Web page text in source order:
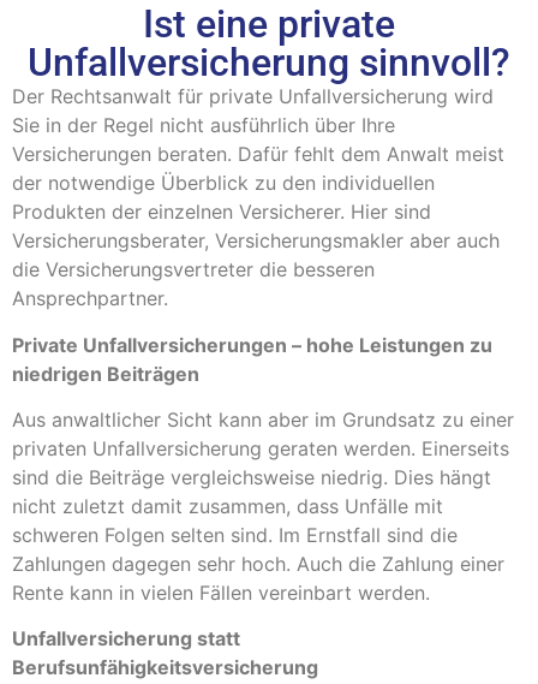
Ist eine private
Unfallversicherung sinnvoll?
Der Rechtsanwalt für private Unfallversicherung wird
Sie in der Regel nicht ausführlich über Ihre
Versicherungen beraten. Dafür fehlt dem Anwalt meist
der notwendige Überblick zu den individuellen
Produkten der einzelnen Versicherer. Hier sind
Versicherungsberater, Versicherungsmakler aber auch
die Versicherungsvertreter die besseren
Ansprechpartner.
Private Unfallversicherungen – hohe Leistungen zu
niedrigen Beiträgen
Aus anwaltlicher Sicht kann aber im Grundsatz zu einer
privaten Unfallversicherung geraten werden. Einerseits
sind die Beiträge vergleichsweise niedrig. Dies hängt
nicht zuletzt damit zusammen, dass Unfälle mit
schweren Folgen selten sind. Im Ernstfall sind die
Zahlungen dagegen sehr hoch. Auch die Zahlung einer
Rente kann in vielen Fällen vereinbart werden.
Unfallversicherung statt
Berufsunfähigkeitsversicherung